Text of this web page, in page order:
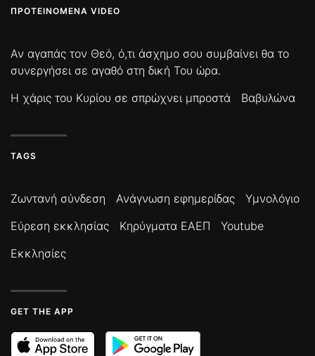
ΠΡΟΤΕΙΝΌΜΕΝΑ VIDEO
Αν αγαπάς τον Θεό, ό,τι άσχημο σου συμβαίνει θα το
συνεργήσει σε αγαθό στη δική Του ώρα.
Η χάρις του Κυρίου σε σπρώχνει μπροστά
Βαβυλώνα
TAGS
Ζωντανή σύνδεση Ανάγνωση εφημερίδας
Υμνολόγιο
Εύρεση εκκλησίας
Κηρύγματα ΕΑΕΠ
Youtube
Εκκλησίες
GET THE APP